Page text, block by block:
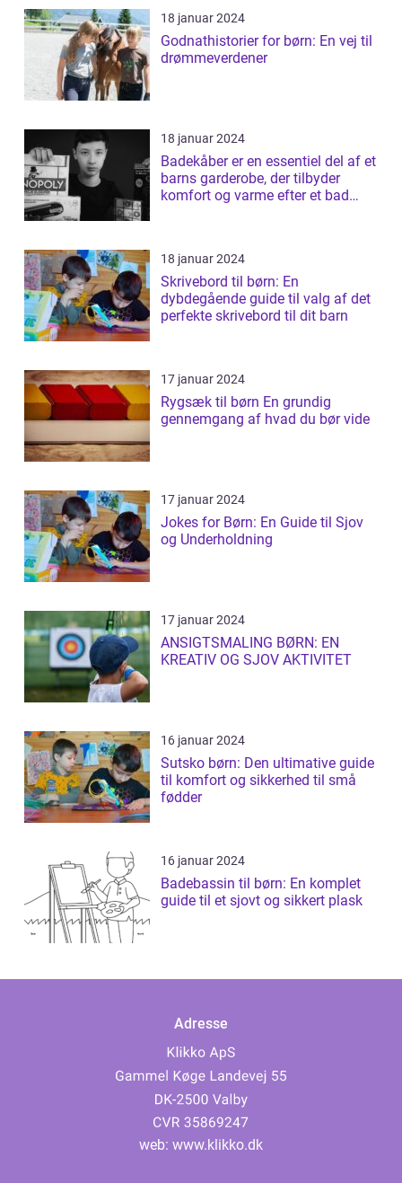
18 januar 2024
Godnathistorier for børn: En vej til
drømmeverdener
18 januar 2024
Badekåber er en essentiel del af et
barns garderobe, der tilbyder
komfort og varme efter et bad
18 januar 2024
Skrivebord til børn: En
dybdegående guide til valg af det
perfekte skrivebord til dit barn
17 januar 2024
Rygsæk til børn En grundig
gennemgang af hvad du bør vide
17 januar 2024
Jokes for Børn: En Guide til Sjov
og Underholdning
17 januar 2024
ANSIGTSMALING BØRN: EN
KREATIV OG SJOV AKTIVITET
16 januar 2024
Sutsko børn: Den ultimative guide
til komfort og sikkerhed til små
fødder
16 januar 2024
Badebassin til børn: En komplet
guide til et sjovt og sikkert plask
Adresse
web: www.klikko.dk